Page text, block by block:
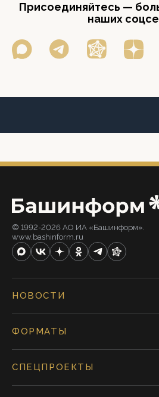
Присоединяйтесь —
наших
© 1992-2026 АО ИА «Башинформ».
www.bashinform.ru
НОВОСТИ
ФОРМАТЫ
СПЕЦПРОЕКТЫ